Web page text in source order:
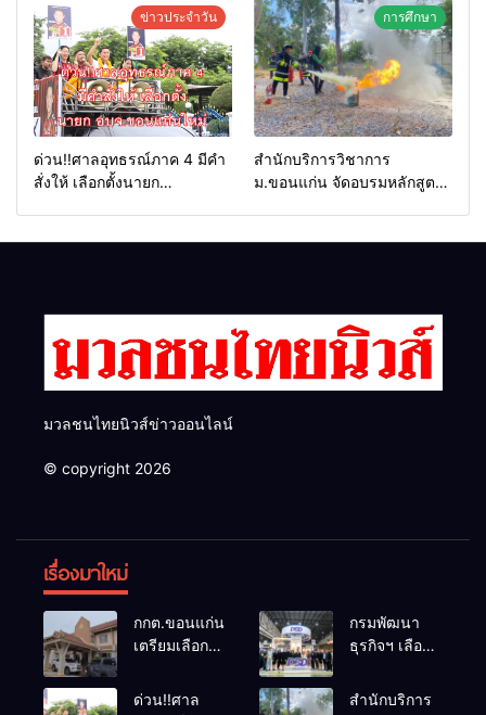
ทั้งหมด พร้อมระบุ “วัฒนา”ลง
สมัครได้ เพราะไม่มีความผิด
และ กกต.ยกคำร้องไปแล้ว
Thailand by Smart SME
Expo พร้อมมอบรางวัล DBD
Thailand Franchise Award
2026
ข่าวประจำวัน
ด่วน!!ศาลอุทธรณ์ภาค 4 มีคำ
สั่งให้ เลือกตั้งนายก
การศึกษา
สำนักบริการวิชาการ
ม.ขอนแก่น จัดอบรมหลักสูตร
มวลชนไทยนิวส์ข่าวออนไลน์
© copyright 2026
เรื่องมาใหม่
กกต.ขอนแก่น
เตรียมเลือกตั้ง
อบจ.ใหม่
กรมพัฒนา
ธุรกิจฯ เลือก
ผ่านการ
ด่วน!!ศาล
สำนักบริการ